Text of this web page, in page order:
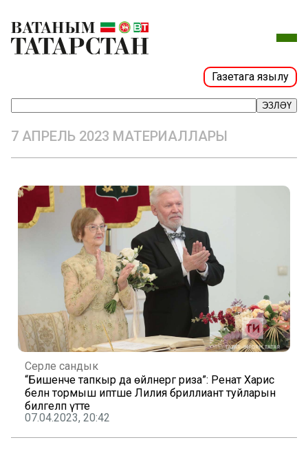
Газетага язылу
ЭЗЛӘҮ
7 АПРЕЛЬ 2023 МАТЕРИАЛЛАРЫ
Серле сандык
“Бишенче тапкыр да өйләнергә риза”: Ренат Харис
белән тормыш иптәше Лилия бриллиант туйларын
билгеләп үтте
07.04.2023, 20:42